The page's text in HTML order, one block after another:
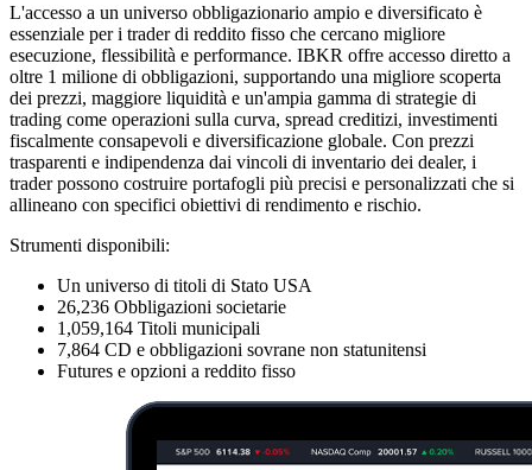
L'accesso a un universo obbligazionario ampio e diversificato è
essenziale per i trader di reddito fisso che cercano migliore
esecuzione, flessibilità e performance. IBKR offre accesso diretto a
oltre 1 milione di obbligazioni, supportando una migliore scoperta
dei prezzi, maggiore liquidità e un'ampia gamma di strategie di
trading come operazioni sulla curva, spread creditizi, investimenti
fiscalmente consapevoli e diversificazione globale. Con prezzi
trasparenti e indipendenza dai vincoli di inventario dei dealer, i
trader possono costruire portafogli più precisi e personalizzati che si
allineano con specifici obiettivi di rendimento e rischio.
Strumenti disponibili:
Un universo di titoli di Stato USA
26,236 Obbligazioni societarie
1,059,164 Titoli municipali
7,864 CD e obbligazioni sovrane non statunitensi
Futures e opzioni a reddito fisso